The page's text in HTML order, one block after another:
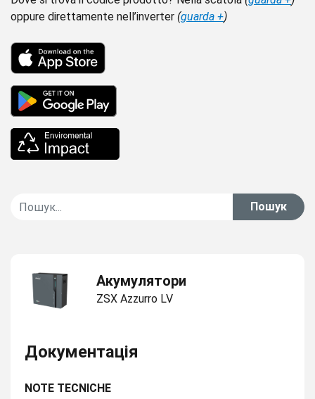
oppure direttamente nell’inverter (guarda +)
Пошук
Акумулятори
ZSX Azzurro LV
Документація
NOTE TECNICHE